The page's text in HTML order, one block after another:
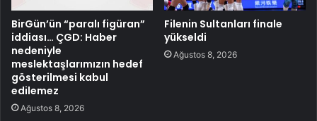
BirGün’ün “paralı figüran”
iddiası… ÇGD: Haber
nedeniyle
meslektaşlarımızın hedef
gösterilmesi kabul
edilemez
Ağustos 8, 2026
Filenin Sultanları finale
yükseldi
Ağustos 8, 2026